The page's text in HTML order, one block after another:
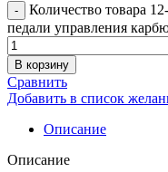
Количество товара
педали управления
В корзину
Сравнить
Добавить в список
Описание
Описание